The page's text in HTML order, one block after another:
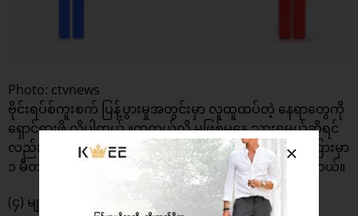
Photo: ctvnews
ဗိုင်းရပ်စ်ကူးစက် ပြန့်ပွားမှုအတွင်းမှာ လူထူထပ်တဲ့ နေရာတွေကို
ရှောင်ရှားဖို့ လိုပါတယ် ။တကယ်လို့ မဖြစ်မနေ သွားရမယ်ဆိုရင်
လည်း ဗိုင်းရပ်စ် မကူးနိုင်အောင် သင်နဲ့ တစ်ခြားသူတွေအကြားမှာ
၁ မီတာ (၃ ပေ) အနည်းဆုံး ခပ်ခွာခွာနေဖို့ အကြံပေးချင်ပါတယ်။
(၄) မျက်စိ ၊ နှာခေါင်းနဲ့ ပါးစပ်တွေ မထိဖြစ်အောင် ရှောင်ပါ